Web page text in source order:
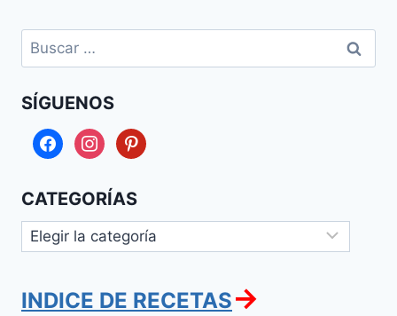
Buscar:
SÍGUENOS
facebookinstagrampinterest
CATEGORÍAS
Categorías
INDICE DE RECETAS→